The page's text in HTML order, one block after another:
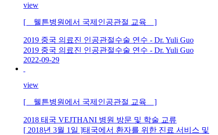
view
[ 웰튼병원에서 국제인공관절 교육 ]
2019 중국 의료진 인공관절수술 연수 - Dr. Yuli Guo
2019 중국 의료진 인공관절수술 연수 - Dr. Yuli Guo
2022-09-29
view
[ 웰튼병원에서 국제인공관절 교육 ]
2018 태국 VEJTHANI 병원 방문 및 학술 교류
[ 2018년 3월 1일 ]태국에서 환자를 위한 진료 서비스 및